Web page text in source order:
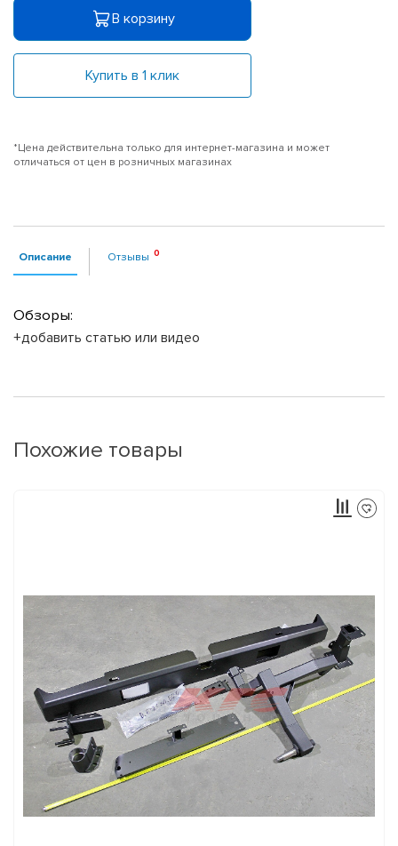
В корзину
Купить в 1 клик
*Цена действительна только для интернет-магазина и может
отличаться от цен в розничных магазинах
Описание Отзывы
Обзоры:
+добавить статью или видео
Похожие товары